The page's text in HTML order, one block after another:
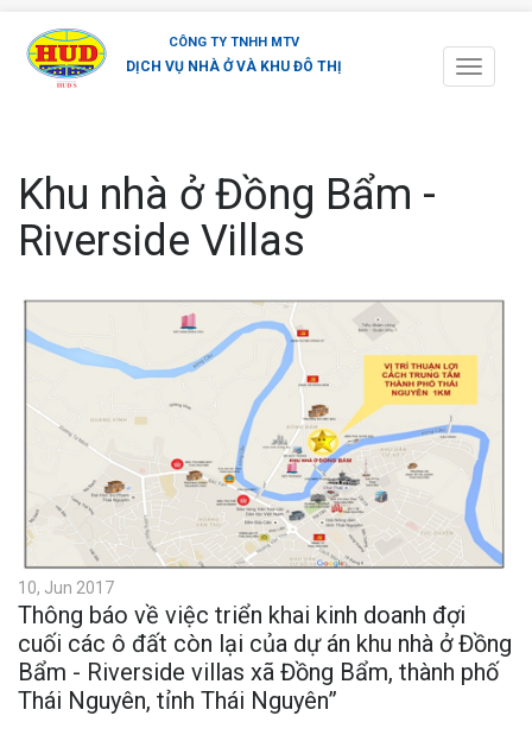
Toggle
CÔNG TY TNHH MTV
DỊCH VỤ NHÀ Ở VÀ KHU ĐÔ THỊ
Khu nhà ở Đồng Bẩm -
Riverside Villas
10, Jun 2017
Thông báo về việc triển khai kinh doanh đợi
cuối các ô đất còn lại của dự án khu nhà ở Đồng
Bẩm - Riverside villas xã Đồng Bẩm, thành phố
Thái Nguyên, tỉnh Thái Nguyên”